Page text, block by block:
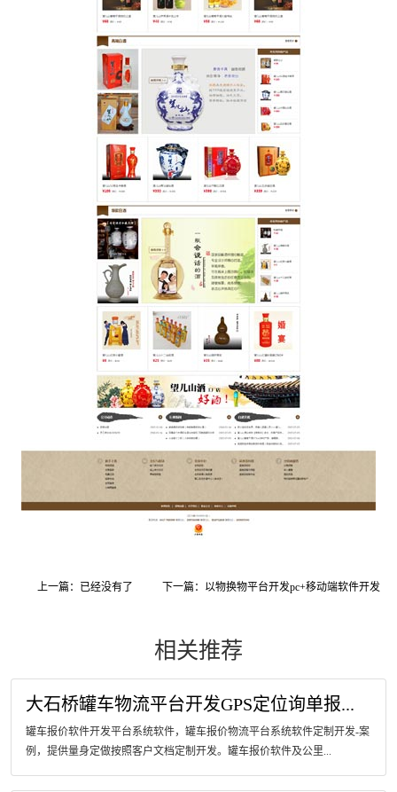
上一篇：已经没有了 下一篇：以物换物平台开发pc+移动端软件开发
相关推荐
大石桥罐车物流平台开发GPS定位询单报...
罐车报价软件开发平台系统软件，罐车报价物流平台系统软件定制开发-案
例，提供量身定做按照客户文档定制开发。罐车报价软件及公里...